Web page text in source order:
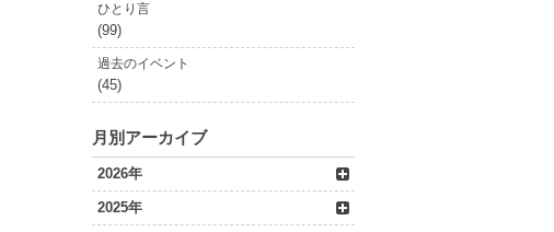
ひとり言
(99)
過去のイベント
(45)
月別アーカイブ
2026年
2025年